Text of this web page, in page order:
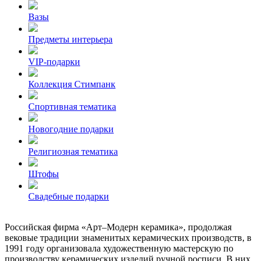
Вазы
Предметы интерьера
VIP-подарки
Коллекция Стимпанк
Спортивная тематика
Новогодние подарки
Религиозная тематика
Штофы
Свадебные подарки
Российская фирма «Арт–Модерн керамика», продолжая
вековые традиции знаменитых керамических производств, в
1991 году организовала художественную мастерскую по
производству керамических изделий ручной росписи. В них